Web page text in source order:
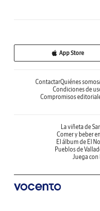
App Store
ContactarQuiénes somos
Condiciones de
Compromisos
La viñeta de
Comer y beber
El álbum de El
Pueblos de
Juega